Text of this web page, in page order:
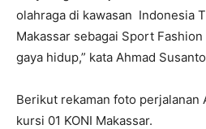
olahraga di kawasan Indonesia
Makassar sebagai Sport
gaya hidup,” kata Ahmad
Berikut rekaman foto perjalanan
kursi 01 KONI Makassar.